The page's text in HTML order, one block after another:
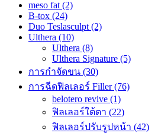
meso fat (2)
B-tox (24)
Duo Teslasculpt (2)
Ulthera (10)
Ulthera (8)
Ulthera Signature (5)
การกำจัดขน (30)
การฉีดฟิลเลอร์ Filler(76)
belotero revive (1)
ฟิลเลอร์ใต้ตา (22)
ฟิลเลอร์ปรับรูปหน้า (42)